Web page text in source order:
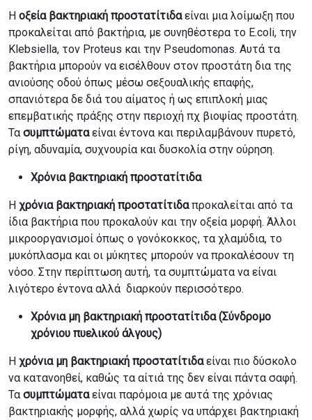
Η οξεία βακτηριακή προστατίτιδαείναι μια λοίμωξη που
προκαλείται από βακτήρια, με συνηθέστερα το E.coli, την
Klebsiella, τον Proteus και την Pseudomonas. Αυτά τα
βακτήρια μπορούν να εισέλθουν στον προστάτη δια της
ανιούσης οδού όπως μέσω σεξουαλικής επαφής,
σπανιότερα δε διά του αίματος ή ως επιπλοκή μιας
επεμβατικής πράξης στην περιοχή πχ βιοψίας προστάτη.
Τα συμπτώματαείναι έντονα και περιλαμβάνουν πυρετό,
ρίγη, αδυναμία, συχνουρία και δυσκολία στην ούρηση.
Χρόνια βακτηριακή προστατίτιδα
Η χρόνια βακτηριακή προστατίτιδαπροκαλείται από τα
ίδια βακτήρια που προκαλούν και την οξεία μορφή. Άλλοι
μικροοργανισμοί όπως ο γονόκοκκος, τα χλαμύδια, το
μυκόπλασμα και οι μύκητες μπορούν να προκαλέσουν τη
νόσο. Στην περίπτωση αυτή, τα συμπτώματα να είναι
λιγότερο έντονα αλλά διαρκούν περισσότερο.
Χρόνια μη βακτηριακή προστατίτιδα (Σύνδρομο
χρόνιου πυελικού άλγους)
Η χρόνια μη βακτηριακή προστατίτιδαείναι πιο δύσκολο
να κατανοηθεί, καθώς τα αίτιά της δεν είναι πάντα σαφή.
Τα συμπτώματαείναι παρόμοια με αυτά της χρόνιας
βακτηριακής μορφής, αλλά χωρίς να υπάρχει βακτηριακή